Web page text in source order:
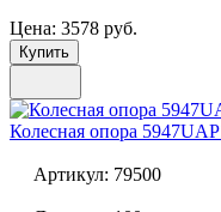
Цена: 3578 руб.
Купить
Колесная опора
Артикул: 79500